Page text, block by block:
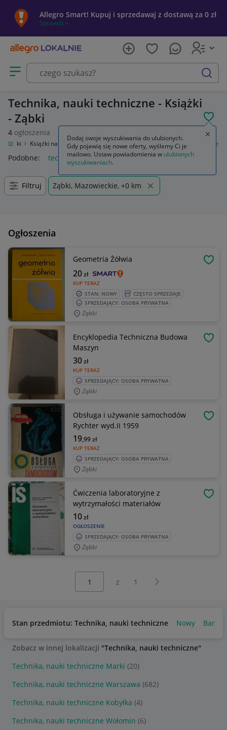
Allegro Smart! Kupuj i sprzedawaj z dostawą za 0 zł
Sprawdź »
Otwórz menu z kategoriami
szukaj
Technika, nauki techniczne - Książki
- Ząbki
4 ogłoszenia
Książki Książki naukowe i popularnonaukowe Technika, nauki techniczne
Podobne: technika nauki techniczne
Filtruj Ząbki, Mazowieckie, +0 km
Ogłoszenia
Geometria Żółwia
KUP TERAZ
20zł
STAN: NOWY
CZĘSTO SPRZEDAJE
SPRZEDAJĄCY: OSOBA PRYWATNA
Ząbki
Encyklopedia Techniczna Budowa
Maszyn
KUP TERAZ
30zł
SPRZEDAJĄCY: OSOBA PRYWATNA
Ząbki
Obsługa i używanie samochodów
Rychter wyd.II 1959
KUP TERAZ
19,99zł
SPRZEDAJĄCY: OSOBA PRYWATNA
Ząbki
Ćwiczenia laboratoryjne z
wytrzymałości materiałów
OGŁOSZENIE
10zł
SPRZEDAJĄCY: OSOBA PRYWATNA
Ząbki
z 1 Następna strona
Stan przedmiotu: Technika, nauki techniczne Nowy
Zobacz w innej lokalizacji "Technika, nauki techniczne"
Technika, nauki techniczne Marki (20)
Technika, nauki techniczne Warszawa (682)
Technika, nauki techniczne Kobyłka (4)
Technika, nauki techniczne Wołomin (6)
Dodaj swoje wyszukiwania do ulubionych.
Gdy pojawią się nowe oferty, wyślemy Ci je
mailowo. Ustaw powiadomienia w ulubionych
wyszukiwaniach.